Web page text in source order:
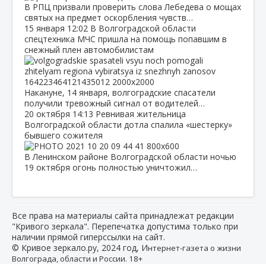
В РПЦ призвали проверить слова Лебедева о мощах
святых на предмет оскорбления чувств…
15 января 12:02 В Волгоградской области
спецтехника МЧС пришла на помощь попавшим в
снежный плен автомобилистам
Накануне, 14 января, волгоградские спасатели
получили тревожный сигнал от водителей…
20 октября 14:13 Ревнивая жительница
Волгоградской области дотла спалила «шестерку»
бывшего сожителя
В Ленинском районе Волгоградской области ночью
19 октября огонь полностью уничтожил…
Все права на материалы сайта принадлежат редакции
"Кривого зеркала". Перепечатка допустима только при
наличии прямой гиперссылки на сайт.
© Кривое зеркало.ру, 2024 год, Интернет-газета о жизни
Волгограда, области и России. 18+